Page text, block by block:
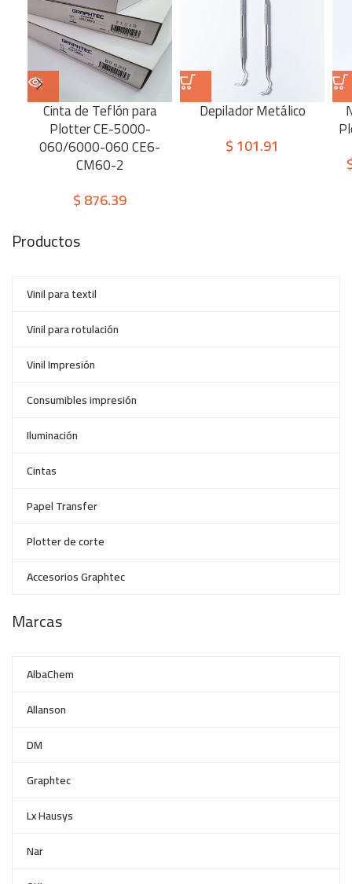
Cinta de Teflón para
Plotter CE-5000-
060/6000-060 CE6-
CM60-2
$876.39
Depilador Metálico
$101.91
Productos
Vinil para textil
Vinil para rotulación
Vinil Impresión
Consumibles impresión
Iluminación
Cintas
Papel Transfer
Plotter de corte
Accesorios Graphtec
Marcas
AlbaChem
Allanson
DM
Graphtec
Lx Hausys
Nar